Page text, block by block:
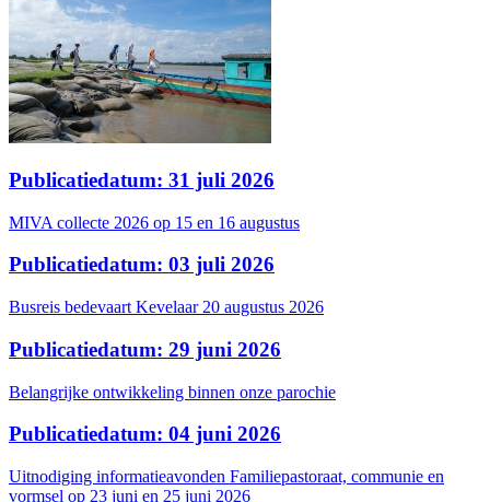
Publicatiedatum: 31 juli 2026
MIVA collecte 2026 op 15 en 16 augustus
Publicatiedatum: 03 juli 2026
Busreis bedevaart Kevelaar 20 augustus 2026
Publicatiedatum: 29 juni 2026
Belangrijke ontwikkeling binnen onze parochie
Publicatiedatum: 04 juni 2026
Uitnodiging informatieavonden Familiepastoraat, communie en
vormsel op 23 juni en 25 juni 2026